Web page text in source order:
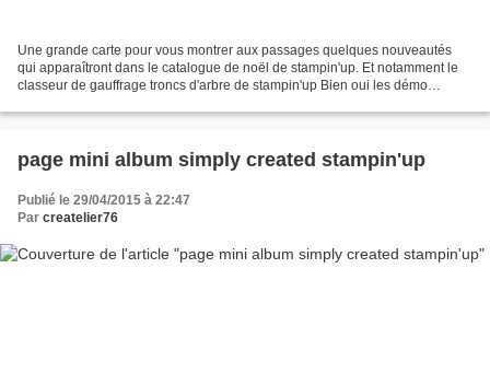
Une grande carte pour vous montrer aux passages quelques nouveautés
qui apparaîtront dans le catalogue de noël de stampin'up. Et notamment le
classeur de gauffrage troncs d'arbre de stampin'up Bien oui les démo
page mini album simply created stampin'up
Publié le 29/04/2015 à 22:47
Par createlier76